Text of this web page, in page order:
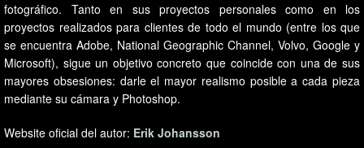
fotográfico. Tanto en sus proyectos personales como en los
proyectos realizados para clientes de todo el mundo (entre los que
se encuentra Adobe, National Geographic Channel, Volvo, Google y
Microsoft), sigue un objetivo concreto que coincide con una de sus
mayores obsesiones: darle el mayor realismo posible a cada pieza
mediante su cámara y Photoshop.
Website oficial del autor: Erik Johansson